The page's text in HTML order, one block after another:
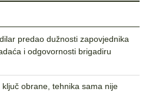
predao dužnosti zapovjednika
i odgovornosti brigadiru
obrane, tehnika sama nije